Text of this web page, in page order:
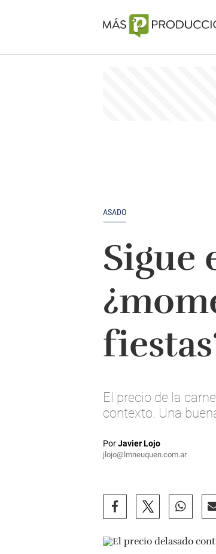
ASADO
Sigue
El precio de la
contexto. Una
PorJavier Lojo
jlojo@lmneuquen.com.ar